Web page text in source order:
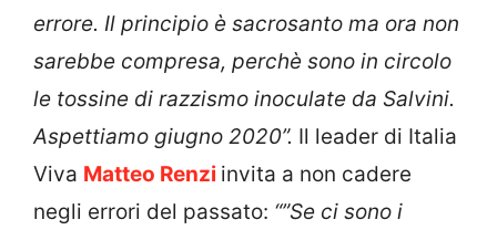
errore. Il principio è sacrosanto ma ora non
sarebbe compresa, perchè sono in circolo
le tossine di razzismo inoculate da Salvini.
Aspettiamo giugno 2020”. Il leader di Italia
Viva Matteo Renzi invita a non cadere
negli errori del passato: “”Se ci sono i